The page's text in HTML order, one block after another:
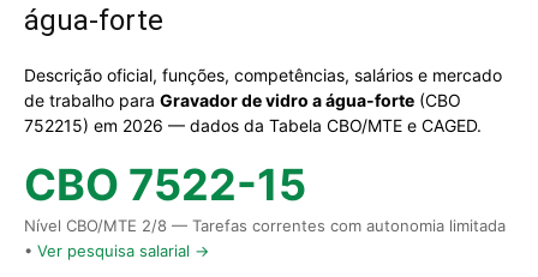
água-forte
Descrição oficial, funções, competências, salários e mercado
de trabalho para Gravador de vidro a água-forte (CBO
752215) em 2026 — dados da Tabela CBO/MTE e CAGED.
CBO 7522-15
Nível CBO/MTE 2/8 — Tarefas correntes com autonomia limitada
• Ver pesquisa salarial →